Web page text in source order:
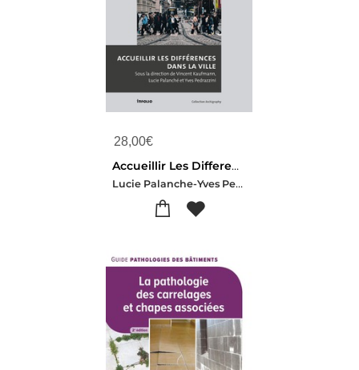
28,00€
Accueillir Les Differences Dans La Ville
Lucie Palanche-Yves Pedrazzini-Vincent Kaufmann